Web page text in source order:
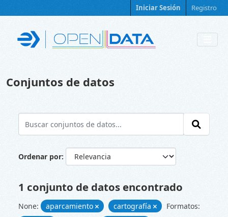
Iniciar Sesión Registro
Conjuntos de datos
Ordenar por
1 conjunto de datos encontrado
None: aparcamiento cartografía
Formatos: